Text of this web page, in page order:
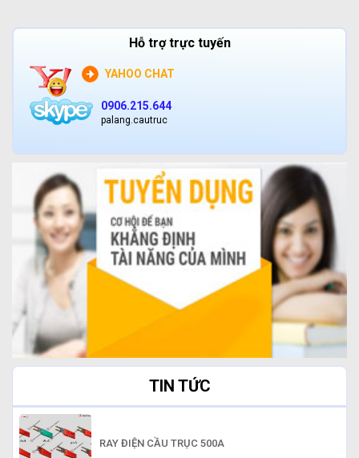
Hỗ trợ trực tuyến
YAHOO CHAT
0906.215.644
palang.cautruc
TIN TỨC
RAY ĐIỆN CẦU TRỤC 500A